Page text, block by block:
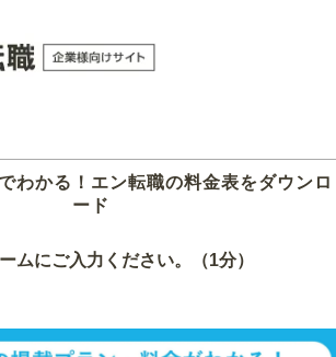
わかる！エン転職の料金表をダウンロ
ード
ムにご入力ください。（1分）